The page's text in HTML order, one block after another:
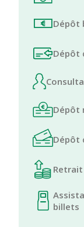
Dépôt
Dépôt
Dépôt
Dépôt
billets